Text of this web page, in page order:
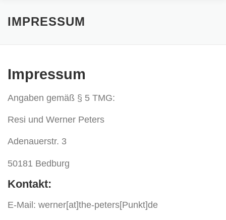
HOME AUF DEM JAKOBSWEG
GALERIE LAUFEVENTS
IMPRESSUM
Impressum
Angaben gemäß § 5 TMG:
Resi und Werner Peters
Adenauerstr. 3
50181 Bedburg
Kontakt:
E-Mail: werner[at]the-peters[Punkt]de